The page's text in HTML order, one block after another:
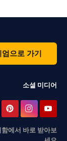
엄으로 가기
소셜 미디어
에서 바로 받아보